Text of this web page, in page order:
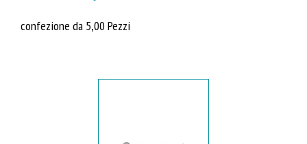
confezione da 5,00 Pezzi